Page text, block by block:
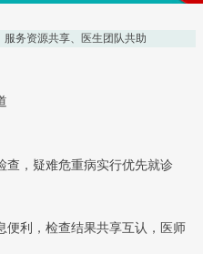
务资源共享、医生团队共助
查，疑难危重病实行优先就诊
便利，检查结果共享互认，医师